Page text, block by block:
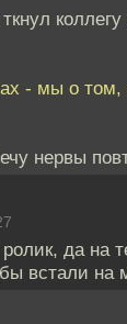
ткнул
- мы о том,
нервы
да на
встали на